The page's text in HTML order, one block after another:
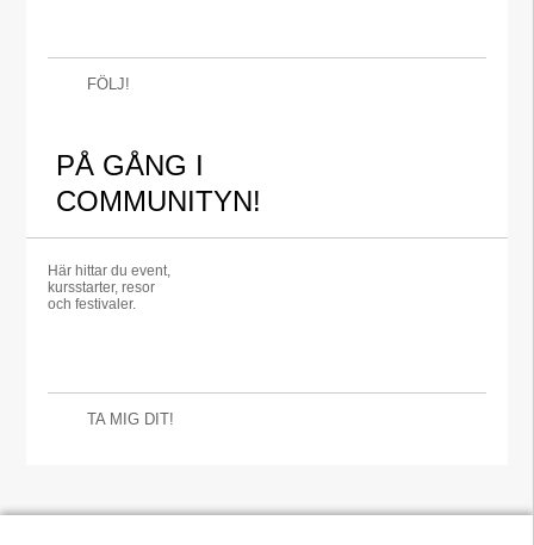
FÖLJ!
PÅ GÅNG I
COMMUNITYN!
Här hittar du event,
kursstarter, resor
och festivaler.
TA MIG DIT!